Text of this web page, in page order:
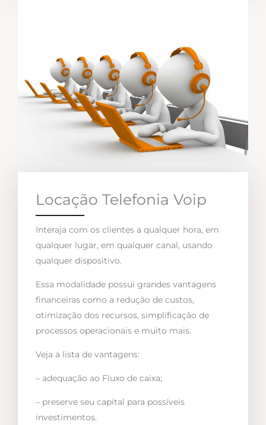
Locação Telefonia Voip
Interaja com os clientes a qualquer hora, em
qualquer lugar, em qualquer canal, usando
qualquer dispositivo.
Essa modalidade possui grandes vantagens
financeiras como a redução de custos,
otimização dos recursos, simplificação de
processos operacionais e muito mais.
Veja a lista de vantagens:
– adequação ao Fluxo de caixa;
– preserve seu capital para possíveis
investimentos.